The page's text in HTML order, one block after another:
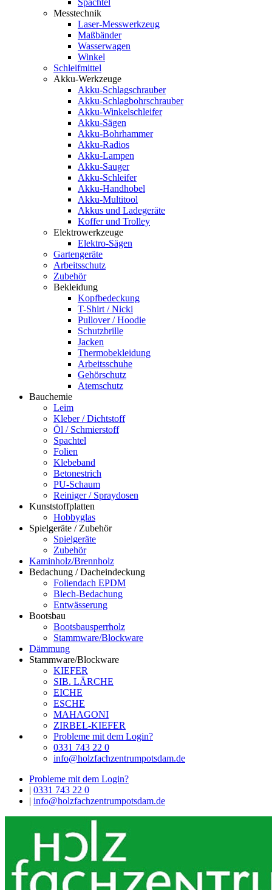
Spachtel
Messtechnik
Laser-Messwerkzeug
Maßbänder
Wasserwagen
Winkel
Schleifmittel
Akku-Werkzeuge
Akku-Schlagschrauber
Akku-Schlagbohrschrauber
Akku-Winkelschleifer
Akku-Sägen
Akku-Bohrhammer
Akku-Radios
Akku-Lampen
Akku-Sauger
Akku-Schleifer
Akku-Handhobel
Akku-Multitool
Akkus und Ladegeräte
Koffer und Trolley
Elektrowerkzeuge
Elektro-Sägen
Gartengeräte
Arbeitsschutz
Zubehör
Bekleidung
Kopfbedeckung
T-Shirt / Nicki
Pullover / Hoodie
Schutzbrille
Jacken
Thermobekleidung
Arbeitsschuhe
Gehörschutz
Atemschutz
Bauchemie
Leim
Kleber / Dichtstoff
Öl / Schmierstoff
Spachtel
Folien
Klebeband
Betonestrich
PU-Schaum
Reiniger / Spraydosen
Kunststoffplatten
Hobbyglas
Spielgeräte / Zubehör
Spielgeräte
Zubehör
Kaminholz/Brennholz
Bedachung / Dacheindeckung
Foliendach EPDM
Blech-Bedachung
Entwässerung
Bootsbau
Bootsbausperrholz
Stammware/Blockware
Dämmung
Stammware/Blockware
KIEFER
SIB. LÄRCHE
EICHE
ESCHE
MAHAGONI
ZIRBEL-KIEFER
Probleme mit dem Login?
0331 743 22 0
info@holzfachzentrumpotsdam.de
Probleme mit dem Login?
| 0331 743 22 0
| info@holzfachzentrumpotsdam.de